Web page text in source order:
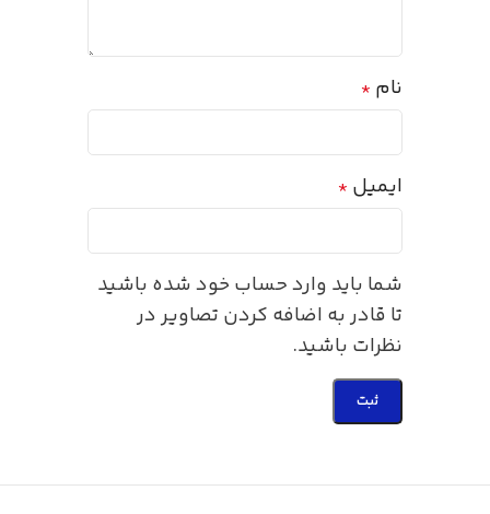
نام *
ایمیل *
شما باید وارد حساب خود شده باشید
تا قادر به اضافه کردن تصاویر در
نظرات باشید.